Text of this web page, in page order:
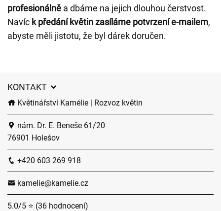
profesionálně a dbáme na jejich dlouhou čerstvost.
Navíc k předání květin zasíláme potvrzení e-mailem,
abyste měli jistotu, že byl dárek doručen.
KONTAKT
Květinářství Kamélie | Rozvoz květin
nám. Dr. E. Beneše 61/20
76901 Holešov
+420 603 269 918
kamelie@kamelie.cz
5.0/5 ⭐ (36 hodnocení)